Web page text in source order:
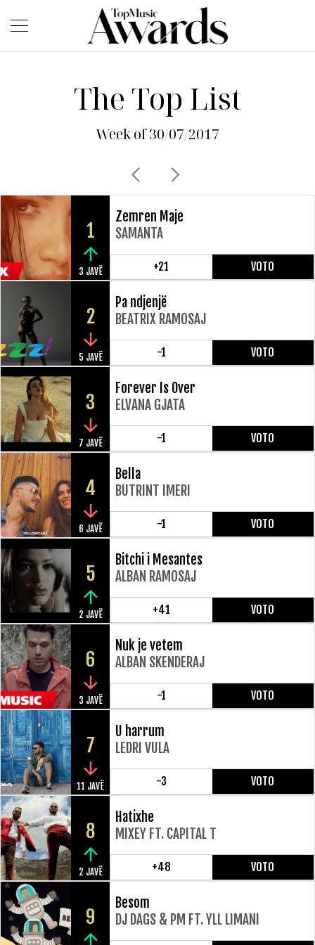
The Top List
Week of 30/07/2017
1
3 JAVË
Zemren Maje
SAMANTA
+21 VOTO
2
5 JAVË
Pa ndjenjë
BEATRIX RAMOSAJ
-1 VOTO
3
7 JAVË
Forever Is Over
ELVANA GJATA
-1 VOTO
4
6 JAVË
Bella
BUTRINT IMERI
-1 VOTO
5
2 JAVË
Bitchi i Mesantes
ALBAN RAMOSAJ
+41 VOTO
6
3 JAVË
Nuk je vetem
ALBAN SKENDERAJ
-1 VOTO
7
11 JAVË
U harrum
LEDRI VULA
-3 VOTO
8
2 JAVË
Hatixhe
MIXEY FT. CAPITAL T
+48 VOTO
9
Besom
DJ DAGS & PM FT. YLL LIMANI